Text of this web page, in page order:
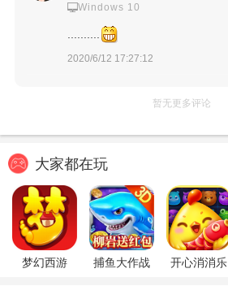
Windows 10
2020/6/12 17:27:12
暂无更多评论
大家都在玩
梦幻西游 捕鱼大作战 开心消消乐